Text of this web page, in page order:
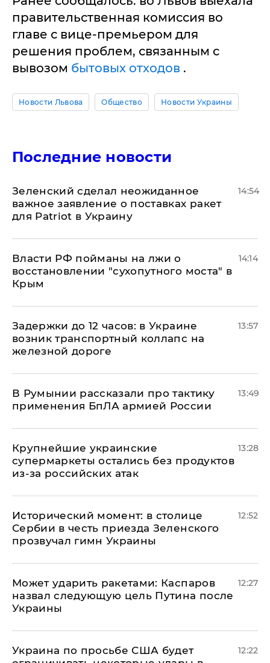
правительственная комиссия во
главе с вице-премьером для
решения проблем, связанным с
вывозом бытовых отходов .
Новости Львова Общество Новости Украины
Последние новости
Зеленский сделал неожиданное
важное заявление о поставках ракет
для Patriot в Украину
14:54
Власти РФ пойманы на лжи о
восстановлении "сухопутного моста" в
Крым
14:14
Задержки до 12 часов: в Украине
возник транспортный коллапс на
железной дороге
13:57
В Румынии рассказали про тактику
применения БпЛА армией России
13:49
Крупнейшие украинские
супермаркеты остались без продуктов
из-за российских атак
13:28
Исторический момент: в столице
Сербии в честь приезда Зеленского
прозвучал гимн Украины
12:52
Может ударить ракетами: Каспаров
назвал следующую цель Путина после
Украины
12:27
Украина по просьбе США будет
12:22